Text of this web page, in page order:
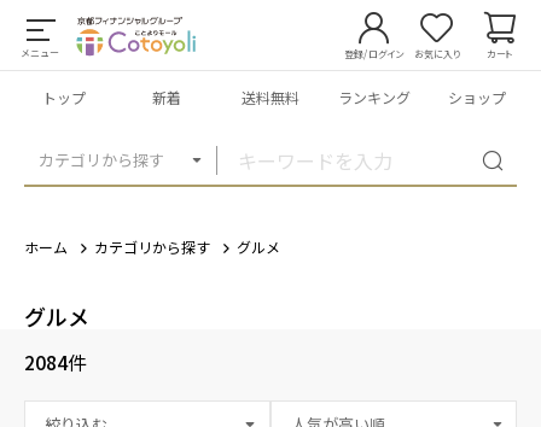
メニュー
カテゴリから探す
登録/ログイン お気に入り カート
トップ 新着 送料無料 ランキング ショップ
ホーム カテゴリから探す グルメ
グルメ
2084件